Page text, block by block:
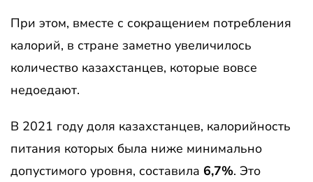
При этом, вместе с сокращением потребления
калорий, в стране заметно увеличилось
количество казахстанцев, которые вовсе
недоедают.
В 2021 году доля казахстанцев, калорийность
питания которых была ниже минимально
допустимого уровня, составила 6,7%. Это